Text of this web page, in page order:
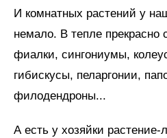
И комнатных растений у
немало. В тепле прекрасно
фиалки, сингониумы,
гибискусы, пеларгонии,
филодендроны...
А есть у хозяйки